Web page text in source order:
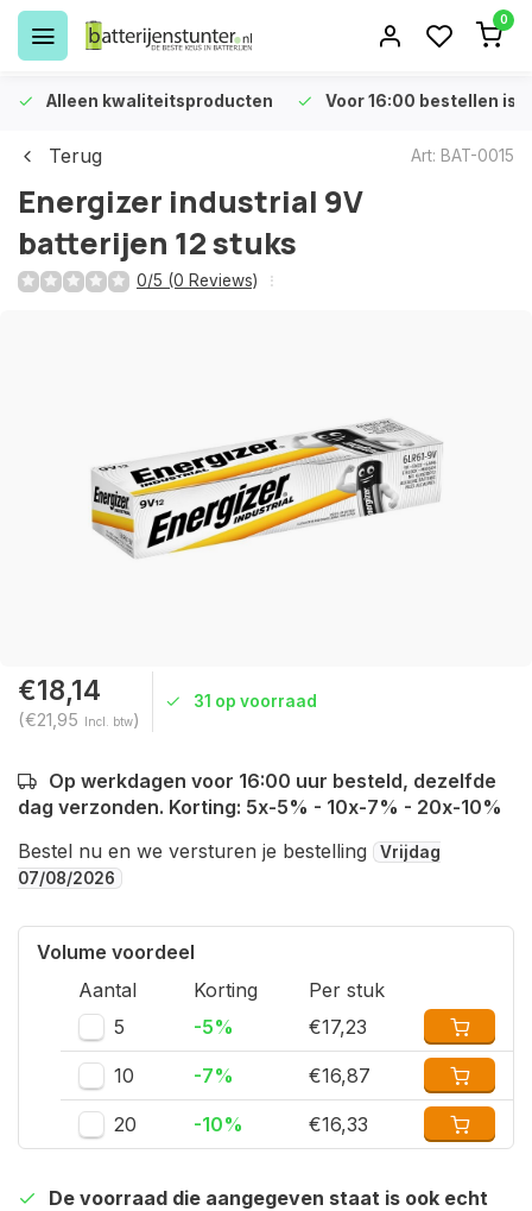
0
Alleen kwaliteitsproducten Voor 16:00 bestellen is
Terug Art: BAT-0015
Energizer industrial 9V
batterijen 12 stuks
0/5 (0 Reviews)
€18,14
(€21,95 Incl. btw)
31 op voorraad
Op werkdagen voor 16:00 uur besteld, dezelfde
dag verzonden. Korting: 5x-5% - 10x-7% - 20x-10%
Bestel nu en we versturen je bestelling
Vrijdag
07/08/2026
Volume voordeel
Aantal
Korting
Per stuk
5
-5% €17,23
10 -7% €16,87
20 -10% €16,33
De voorraad die aangegeven staat is ook echt